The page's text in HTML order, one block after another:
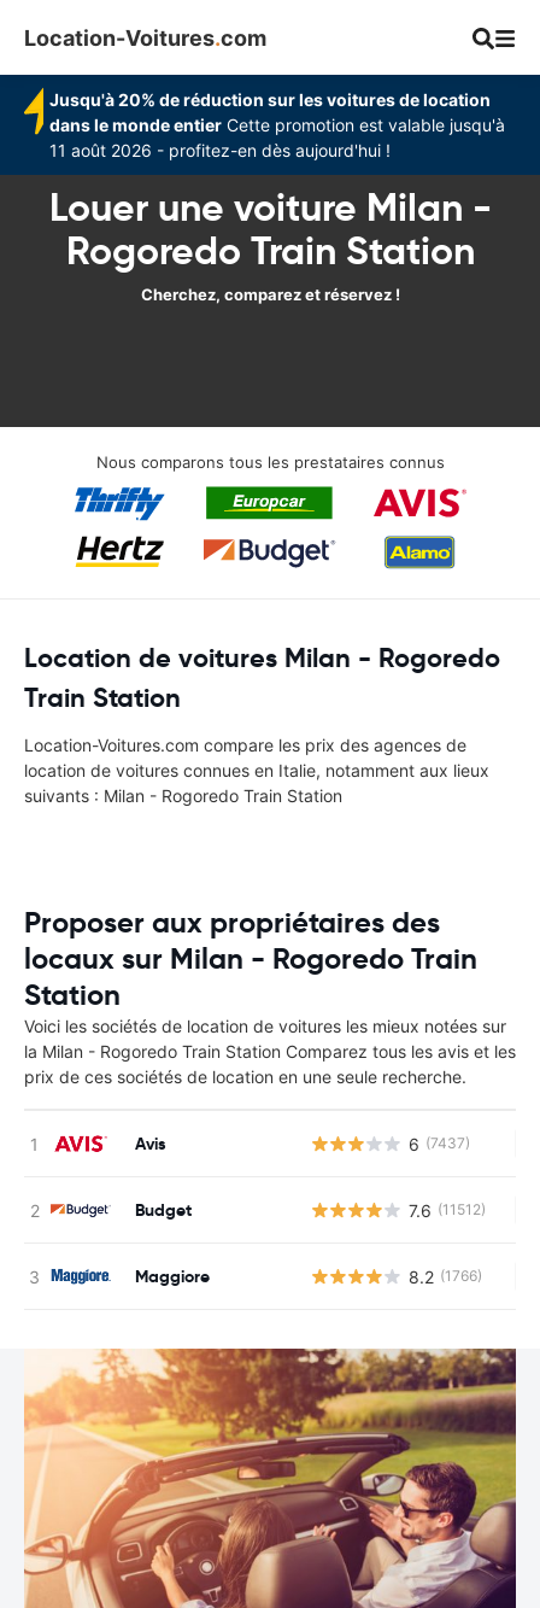
Location-Voitures.com
Jusqu'à 20% de réduction sur les voitures de location
dans le monde entier Cette promotion est valable jusqu'à
11 août 2026 - profitez-en dès aujourd'hui !
Louer une voiture Milan -
Rogoredo Train Station
Cherchez, comparez et réservez !
Nous comparons tous les prestataires connus
Location de voitures Milan - Rogoredo
Train Station
Location-Voitures.com compare les prix des agences de
location de voitures connues en Italie, notamment aux lieux
suivants : Milan - Rogoredo Train Station
Proposer aux propriétaires des
locaux sur Milan - Rogoredo Train
Station
Voici les sociétés de location de voitures les mieux notées sur
la Milan - Rogoredo Train Station Comparez tous les avis et les
prix de ces sociétés de location en une seule recherche.
Avis 6 (7437)
Budget 7.6 (11512)
Maggiore 8.2 (1766)